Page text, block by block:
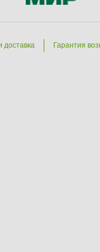
доставка Гарантия